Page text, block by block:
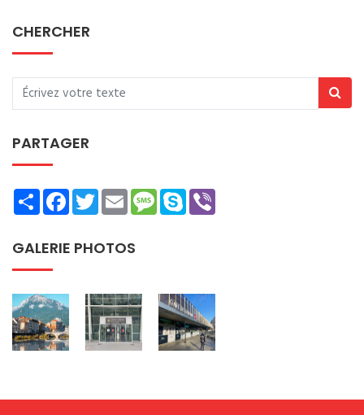
CHERCHER
PARTAGER
ShareFacebookTwitterEmailMessage
Skype
GALERIE PHOTOS